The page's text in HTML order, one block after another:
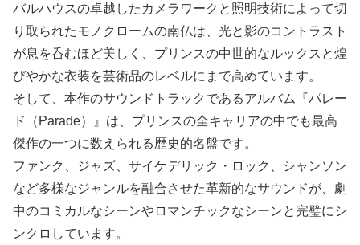
バルハウスの卓越したカメラワークと照明技術によって切
り取られたモノクロームの南仏は、光と影のコントラスト
が息を呑むほど美しく、プリンスの中世的なルックスと煌
びやかな衣装を芸術品のレベルにまで高めています。
そして、本作のサウンドトラックであるアルバム『パレー
ド（Parade）』は、プリンスの全キャリアの中でも最高
傑作の一つに数えられる歴史的名盤です。
ファンク、ジャズ、サイケデリック・ロック、シャンソン
など多様なジャンルを融合させた革新的なサウンドが、劇
中のコミカルなシーンやロマンチックなシーンと完璧にシ
ンクロしています。